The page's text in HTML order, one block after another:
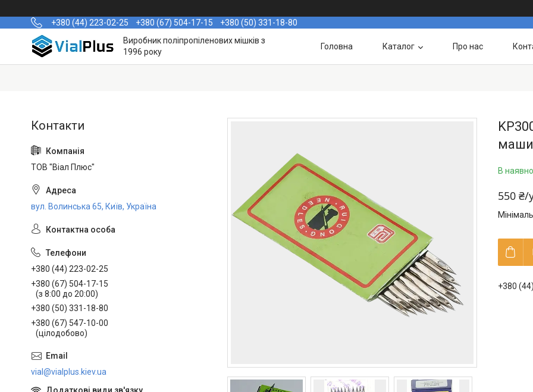
+380 (44) 223-02-25 +380 (67) 504-17-15
+380 (50) 331-18-80
Виробник поліпропіленових мішків з
1996 року
Головна Каталог Про нас
В
550 ₴/
+380
ТОВ "Віал Плюс"
вул. Волинська 65, Київ, Україна
+380 (44) 223-02-25
+380 (67) 504-17-15
(з 8:00 до 20:00)
+380 (50) 331-18-80
+380 (67) 547-10-00
(цілодобово)
vial@vialplus.kiev.ua